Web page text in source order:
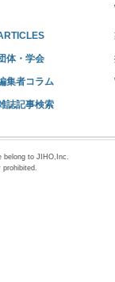
体・学会
集者コラム
誌記事検索
belong to JIHO,Inc.